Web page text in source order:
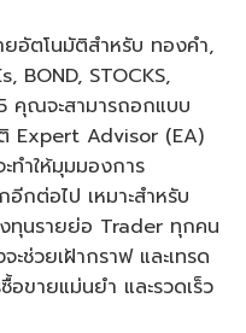
อัตโนมัติสำหรับ ทองคำ,
BOND, STOCKS,
คุณจะสามารถอกแบบ
ติ Expert Advisor (EA)
ทำให้มุมมองการ
กต่อไป เหมาะสำหรับ
ทุนรายย่อ Trader ทุกคน
ช่วยเฝ้ากราฟ และเทรด
ขายแม่นยำ และรวดเร็ว